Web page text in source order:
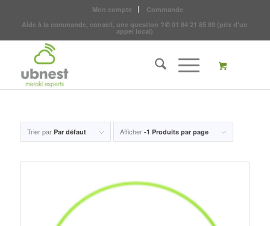
Mon compte
Commande
Aide à la commande, conseil, une question ?✆ 01 84 21 85 89 (prix d'un
appel local)
Trier par Par défaut Afficher -1 Produits par page